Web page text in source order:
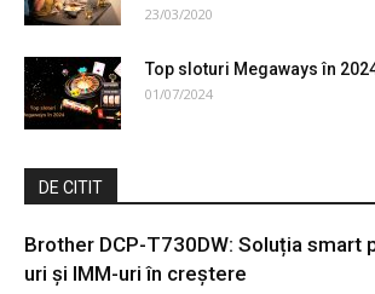
23/03/2020
Top sloturi Megaways în
01/07/2024
DE CITIT
Brother DCP-T730DW: Soluția smart
uri și IMM-uri în creștere